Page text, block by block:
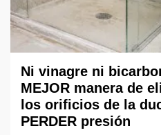
Ni vinagre ni
MEJOR manera de
los orificios de la
PERDER presión